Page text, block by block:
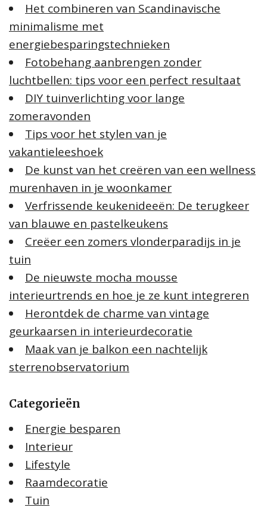
a
a
r
:
Het combineren van Scandinavische
minimalisme met
energiebesparingstechnieken
Fotobehang aanbrengen zonder
luchtbellen: tips voor een perfect resultaat
DIY tuinverlichting voor lange
zomeravonden
Tips voor het stylen van je
vakantieleeshoek
De kunst van het creëren van een wellness
murenhaven in je woonkamer
Verfrissende keukenideeën: De terugkeer
van blauwe en pastelkeukens
Creëer een zomers vlonderparadijs in je
tuin
De nieuwste mocha mousse
interieurtrends en hoe je ze kunt integreren
Herontdek de charme van vintage
geurkaarsen in interieurdecoratie
Maak van je balkon een nachtelijk
sterrenobservatorium
Categorieën
Energie besparen
Interieur
Lifestyle
Raamdecoratie
Tuin